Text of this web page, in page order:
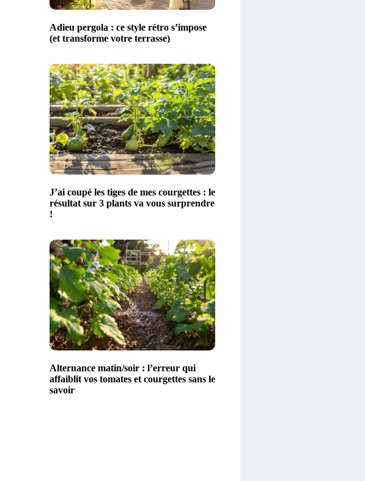
Adieu pergola : ce style rétro s’impose
(et transforme votre terrasse)
J’ai coupé les tiges de mes courgettes : le
résultat sur 3 plants va vous surprendre
!
Alternance matin/soir : l’erreur qui
affaiblit vos tomates et courgettes sans le
savoir